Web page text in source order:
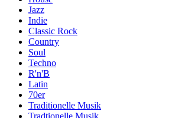
Jazz
Indie
Classic Rock
Country
Soul
Techno
R'n'B
Latin
70er
Traditionelle Musik